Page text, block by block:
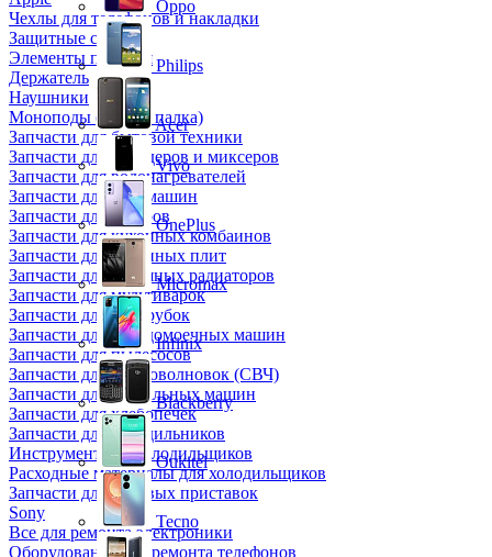
Чехлы для телефонов и накладки
Защитные стекла
Элементы питания
Держатель
Наушники
Моноподы (Селфи палка)
Запчасти для бытовой техники
Запчасти для блендеров и миксеров
Запчасти для водонагревателей
Запчасти для кофемашин
Запчасти для кулеров
Запчасти для кухонных комбаинов
Запчасти для кухонных плит
Запчасти для масляных радиаторов
Запчасти для мультиварок
Запчасти для мясорубок
Запчасти для посудомоечных машин
Запчасти для пылесосов
Запчасти для микроволновок (СВЧ)
Запчасти для стиральных машин
Запчасти для хлебопечек
Запчасти для холодильников
Инструмент для холодильщиков
Расходные материалы для холодильщиков
Запчасти для игровых приставок
Sony
Все для ремонта электроники
Оборудование для ремонта телефонов
Oppo
Philips
Acer
Vivo
OnePlus
Micromax
Infinix
Blackberry
Oukitel
Tecno